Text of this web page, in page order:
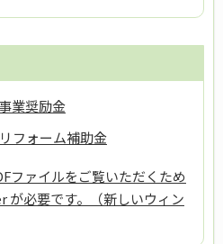
業奨励金
フォーム補助金
ファイルをご覧いただくため
が必要です。（新しいウィン